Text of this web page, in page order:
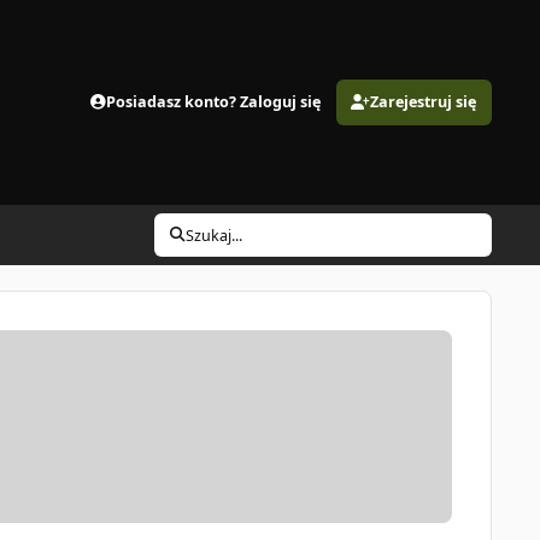
Posiadasz konto? Zaloguj się Zarejestruj się
Szukaj...